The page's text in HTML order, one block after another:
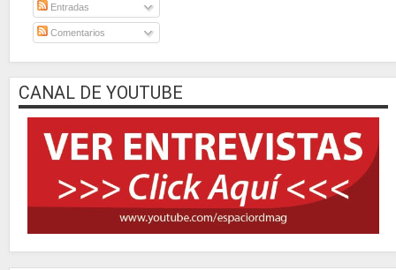
Entradas
Comentarios
CANAL DE YOUTUBE